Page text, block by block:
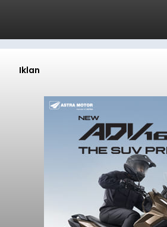
Iklan